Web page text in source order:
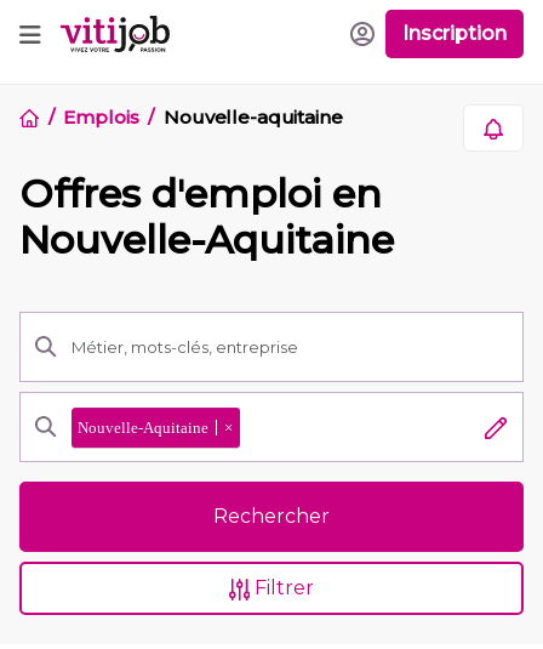
Inscription
Emplois Nouvelle-aquitaine
Offres d'emploi en
Nouvelle-Aquitaine
Nouvelle-Aquitaine ×
Rechercher
Filtrer